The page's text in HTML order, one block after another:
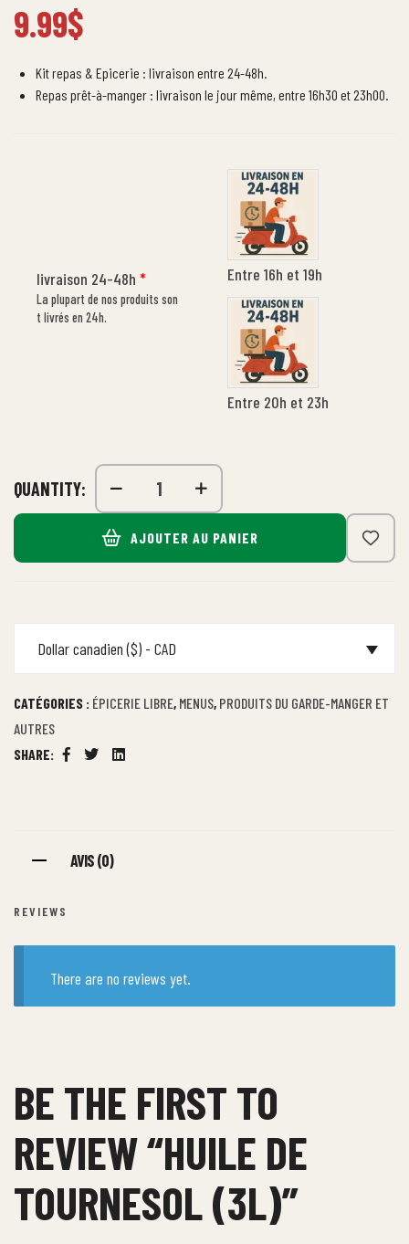
9.99$
Kit repas & Epicerie : livraison entre 24-48h.
Repas prêt-à-manger : livraison le jour même, entre 16h30 et 23h00.
livraison 24-48h*
La plupart de nos produits son
t livrés en 24h.
Entre 16h et 19h
Entre 20h et 23h
QUANTITY:
AJOUTER AU PANIER
Dollar canadien ($) - CAD
CATÉGORIES : ÉPICERIE LIBRE, MENUS, PRODUITS DU GARDE-MANGER ET
AUTRES
SHARE:
Facebook
TwitterLinkedin
AVIS (0)
REVIEWS
There are no reviews yet.
BE THE FIRST TO
REVIEW “HUILE DE
TOURNESOL (3L)”